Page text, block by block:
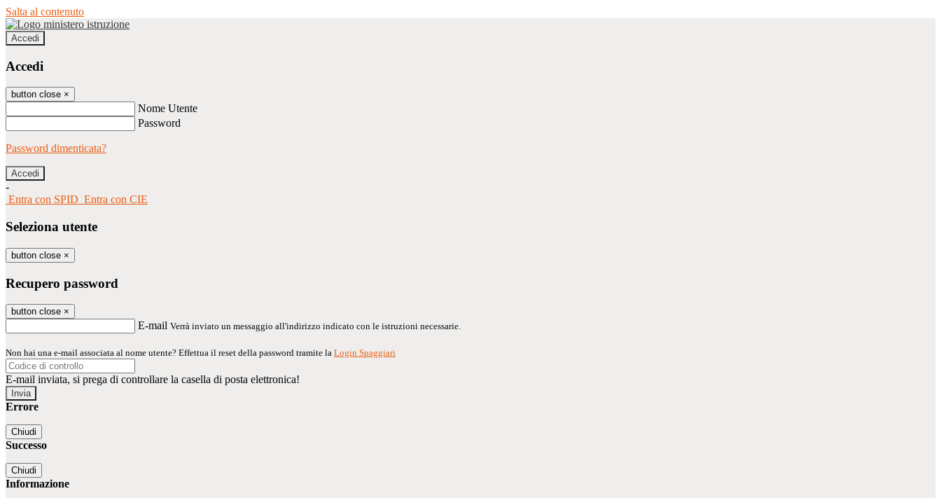
Salta al contenuto
Accedi
Accedi
button close ×
Nome Utente
Password
Password dimenticata?
-
Entra con SPID Entra con CIE
Seleziona utente
button close ×
Recupero password
button close ×
E-mail Verrà inviato un messaggio all'indirizzo indicato con le istruzioni necessarie.
Non hai una e-mail associata al nome utente? Effettua il reset della password tramite la Login Spaggiari
E-mail inviata, si prega di controllare la casella di posta elettronica!
Errore
Chiudi
Successo
Chiudi
Informazione